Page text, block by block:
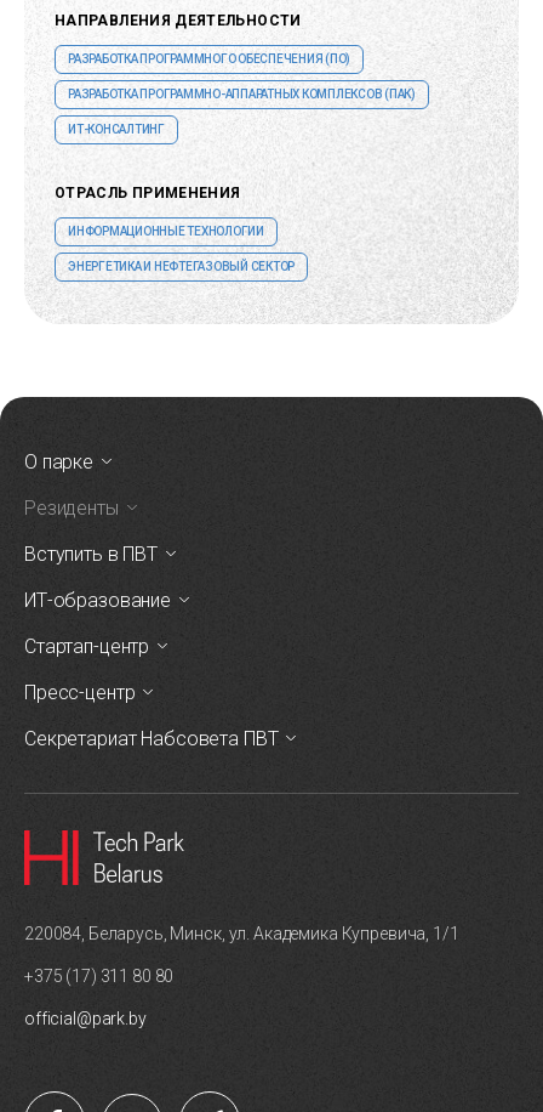
НАПРАВЛЕНИЯ ДЕЯТЕЛЬНОСТИ
РАЗРАБОТКА ПРОГРАММНОГО ОБЕСПЕЧЕНИЯ (ПО)
РАЗРАБОТКА ПРОГРАММНО-АППАРАТНЫХ КОМПЛЕКСОВ (ПАК)
ИТ-КОНСАЛТИНГ
ОТРАСЛЬ ПРИМЕНЕНИЯ
ИНФОРМАЦИОННЫЕ ТЕХНОЛОГИИ
ЭНЕРГЕТИКА И НЕФТЕГАЗОВЫЙ СЕКТОР
О парке
Резиденты
Вступить в ПВТ
ИТ-образование
Стартап-центр
Пресс-центр
Секретариат Набсовета ПВТ
220084, Беларусь, Минск, ул. Академика Купревича, 1/1
+375 (17) 311 80 80
official@park.by